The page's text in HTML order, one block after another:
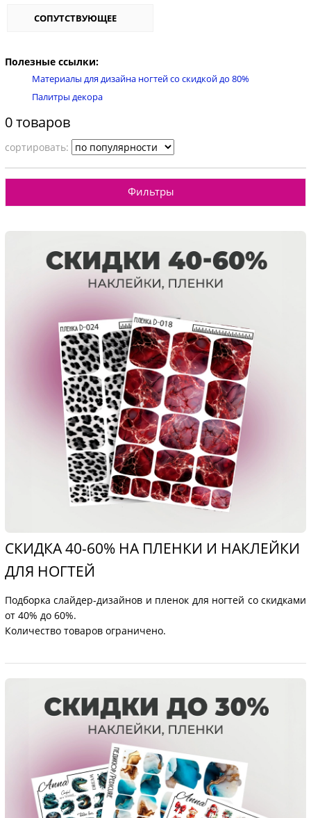
СОПУТСТВУЮЩЕЕ
Полезные ссылки:
Материалы для дизайна ногтей со скидкой до 80%
Палитры декора
0 товаров
cортировать:
Фильтры
СКИДКА 40-60% НА ПЛЕНКИ И НАКЛЕЙКИ
ДЛЯ НОГТЕЙ
Подборка слайдер-дизайнов и пленок для ногтей со скидками
от 40% до 60%.
Количество товаров ограничено.